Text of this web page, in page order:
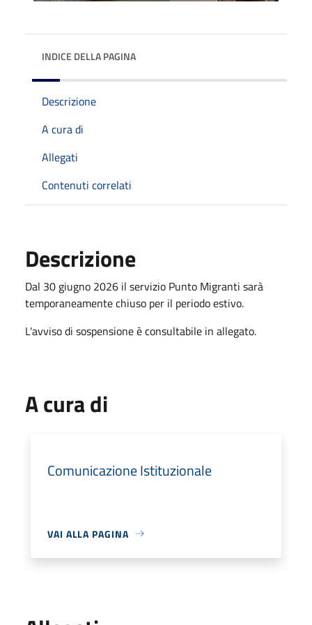
INDICE DELLA PAGINA
Descrizione
A cura di
Allegati
Contenuti correlati
Descrizione
Dal 30 giugno 2026 il servizio Punto Migranti sarà
temporaneamente chiuso per il periodo estivo.
L'avviso di sospensione è consultabile in allegato.
A cura di
Comunicazione Istituzionale
VAI ALLA PAGINA